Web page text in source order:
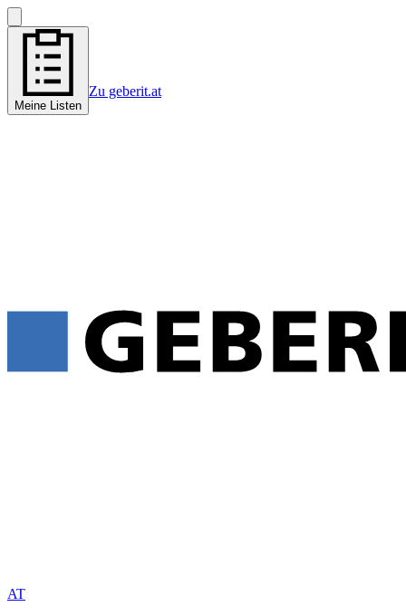
Meine Listen
Zu geberit.at
AT